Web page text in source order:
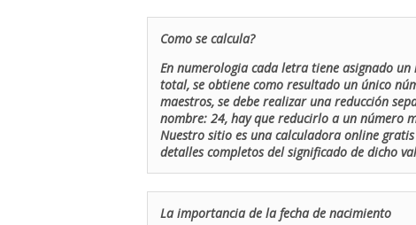
Como se calcula?
En numerologia cada letra tiene asignado
total, se obtiene como resultado un único
maestros, se debe realizar una reducción
nombre: 24, hay que reducirlo a un número
Nuestro sitio es una calculadora online
detalles completos del significado de dicho
La importancia de la fecha de nacimiento